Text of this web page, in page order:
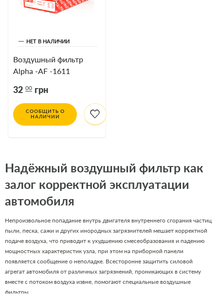
НЕТ В НАЛИЧИИ
Воздушный фильтр
Alpha -AF -1611
512
32 00 грн
СООБЩИТЬ О
НАЛИЧИИ
Надёжный воздушный фильтр как
залог корректной эксплуатации
автомобиля
Непроизвольное попадание внутрь двигателя внутреннего сгорания частиц
пыли, песка, сажи и других инородных загрязнителей мешает корректной
подаче воздуха, что приводит к ухудшению смесеобразования и падению
мощностных характеристик узла, при этом на приборной панели
появляется сообщение о неполадке. Всесторонне защитить силовой
агрегат автомобиля от различных загрязнений, проникающих в систему
вместе с потоком воздуха извне, помогают специальные воздушные
фильтры.